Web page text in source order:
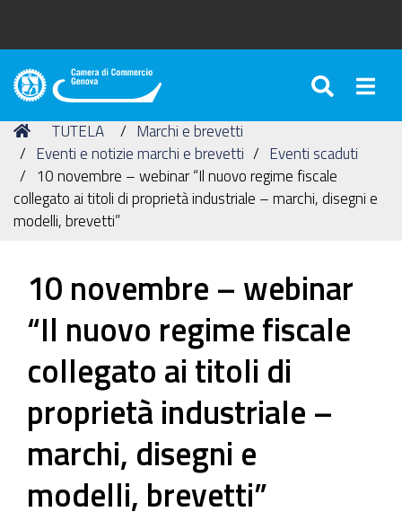
Camera
Commercio
di
Genova
Tu
sei
qui:
Home
TUTELA
Marchi e brevetti
Eventi e notizie marchi e brevetti
Eventi scaduti
10 novembre – webinar “Il nuovo regime fiscale
collegato ai titoli di proprietà industriale – marchi, disegni e
modelli, brevetti”
10 novembre – webinar
“Il nuovo regime fiscale
collegato ai titoli di
proprietà industriale –
marchi, disegni e
modelli, brevetti”